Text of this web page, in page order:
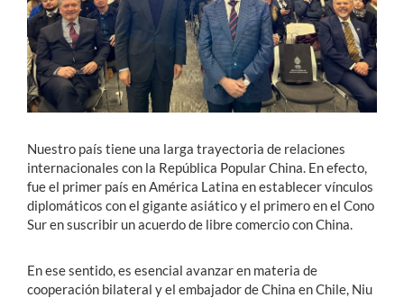
Funcionarios
Alumni
Nuestro país tiene una larga trayectoria de relaciones
internacionales con la República Popular China. En efecto,
fue el primer país en América Latina en establecer vínculos
diplomáticos con el gigante asiático y el primero en el Cono
Sur en suscribir un acuerdo de libre comercio con China.
En ese sentido, es esencial avanzar en materia de
cooperación bilateral y el embajador de China en Chile, Niu